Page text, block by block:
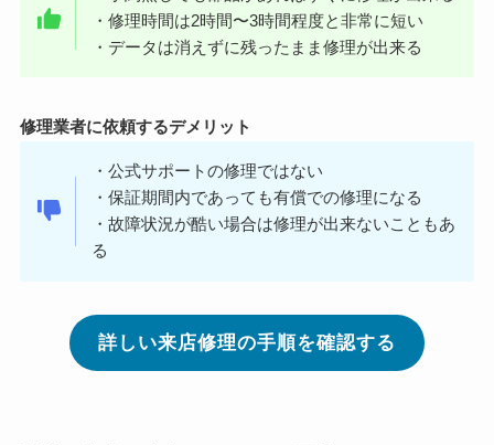
・修理時間は2時間〜3時間程度と非常に短い
・データは消えずに残ったまま修理が出来る
修理業者に依頼するデメリット
・公式サポートの修理ではない
・保証期間内であっても有償での修理になる
・故障状況が酷い場合は修理が出来ないこともあ
る
詳しい来店修理の手順を確認する